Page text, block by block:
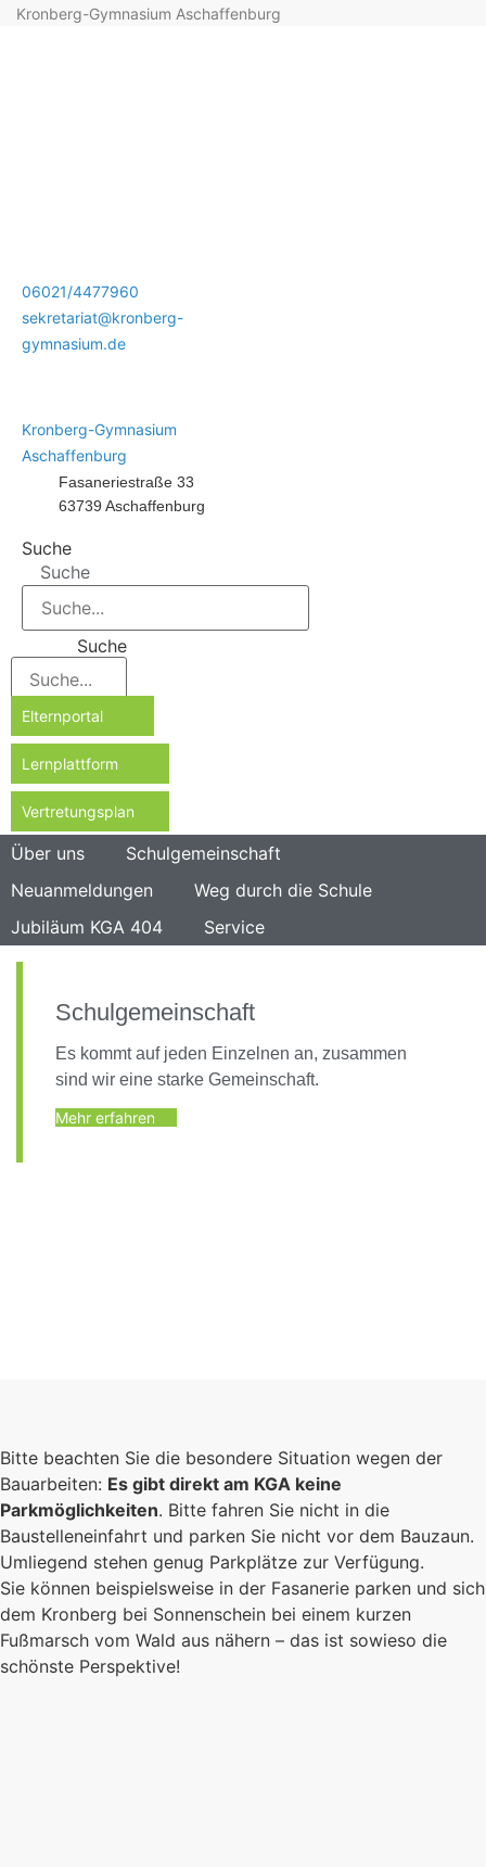
Kronberg-Gymnasium Aschaffenburg
06021/4477960
sekretariat@kronberg-
gymnasium.de
Kronberg-Gymnasium
Aschaffenburg
Fasaneriestraße 33
63739 Aschaffenburg
Suche
Suche
Suche
Elternportal
Lernplattform
Vertretungsplan
Über uns
Schulgemeinschaft
Neuanmeldungen
Weg durch die Schule
Jubiläum KGA 404
Service
Schulgemeinschaft
Es kommt auf jeden Einzelnen an, zusammen
sind wir eine starke Gemeinschaft.
Mehr erfahren
Bitte beachten Sie die besondere Situation wegen der
Bauarbeiten: Es gibt direkt am KGA keine
Parkmöglichkeiten. Bitte fahren Sie nicht in die
Baustelleneinfahrt und parken Sie nicht vor dem Bauzaun.
Umliegend stehen genug Parkplätze zur Verfügung.
Sie können beispielsweise in der Fasanerie parken und sich
dem Kronberg bei Sonnenschein bei einem kurzen
Fußmarsch vom Wald aus nähern – das ist sowieso die
schönste Perspektive!